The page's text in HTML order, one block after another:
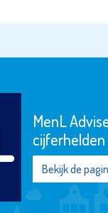
MenL
cijferhelden
Bekijk de